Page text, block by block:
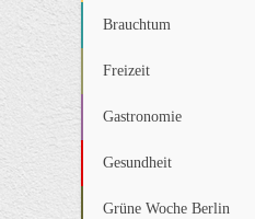
Brauchtum
Freizeit
Gastronomie
Gesundheit
Grüne Woche Berlin